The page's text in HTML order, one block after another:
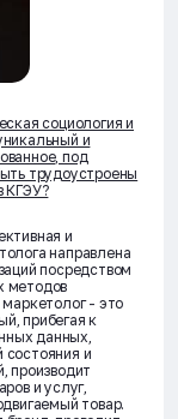
социология и
и
под
трудоустроены
КГЭУ?
и
направлена
посредством
методов
- это
прибегая к
данных,
состояния и
производит
и услуг,
товар.